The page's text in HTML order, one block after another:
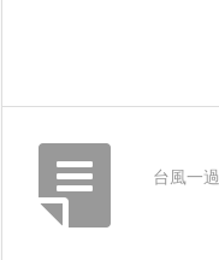
台風一過